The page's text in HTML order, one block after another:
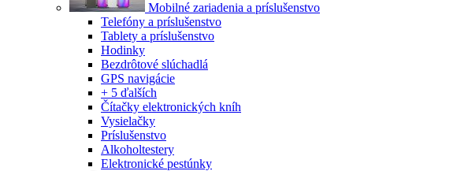
Mobilné zariadenia a príslušenstvo
Telefóny a príslušenstvo
Tablety a príslušenstvo
Hodinky
Bezdrôtové slúchadlá
GPS navigácie
+ 5 ďalších
Čítačky elektronických kníh
Vysielačky
Príslušenstvo
Alkoholtestery
Elektronické pestúnky